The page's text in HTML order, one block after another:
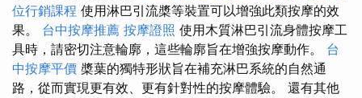
位行銷課程 使用淋巴引流槳等裝置可以增強此類按摩的效
果。 台中按摩推薦 按摩證照 使用木質淋巴引流身體按摩工
具時，請密切注意輪廓，這些輪廓旨在增強按摩動作。 台
中按摩平價 槳葉的獨特形狀旨在補充淋巴系統的自然通
路，從而實現更有效、更有針對性的按摩體驗。 還有其他